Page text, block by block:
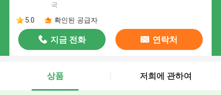
국
5.0
확인된 공급자
지금 전화 연락처
상품 저희에 관하여